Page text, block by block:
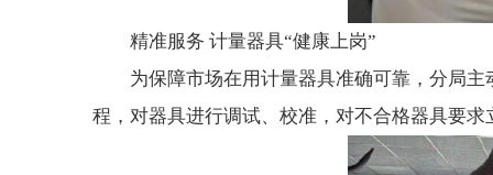
精准服务 计量器具“健康上岗”
为保障市场在用计量器具准确可靠，分局
程，对器具进行调试、校准，对不合格器具要